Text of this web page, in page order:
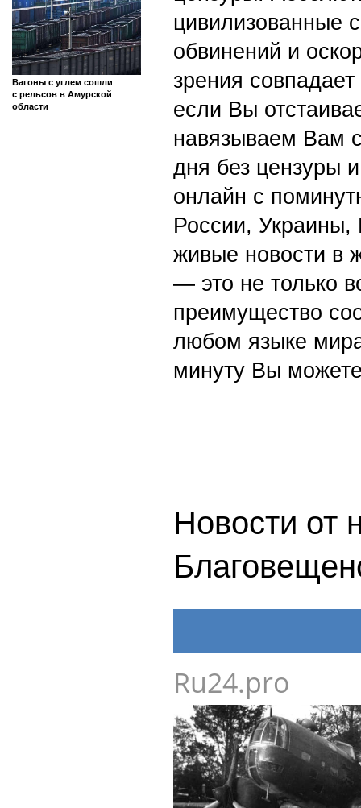
Вагоны с углем сошли
с рельсов в Амурской
области
цивилизованные
обвинений и
зрения
если Вы
навязываем Вам
дня без цензуры
онлайн с
России,
живые новости в
— это не только
преимущество
любом языке
минуту Вы
Новости от
Ru24.pro